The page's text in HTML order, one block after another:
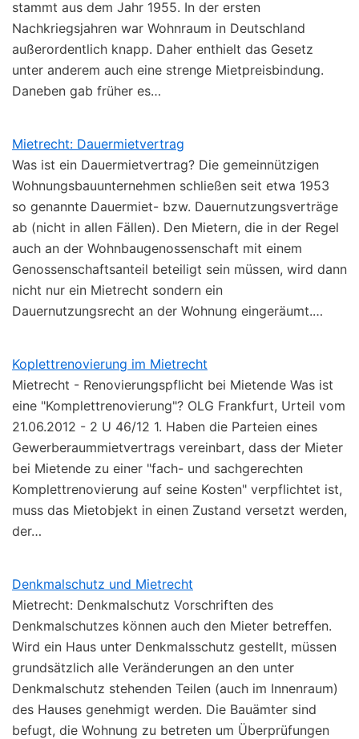
stammt aus dem Jahr 1955. In der ersten
Nachkriegsjahren war Wohnraum in Deutschland
außerordentlich knapp. Daher enthielt das Gesetz
unter anderem auch eine strenge Mietpreisbindung.
Daneben gab früher es…
Mietrecht: Dauermietvertrag
Was ist ein Dauermietvertrag? Die gemeinnützigen
Wohnungsbauunternehmen schließen seit etwa 1953
so genannte Dauermiet- bzw. Dauernutzungsverträge
ab (nicht in allen Fällen). Den Mietern, die in der Regel
auch an der Wohnbaugenossenschaft mit einem
Genossenschaftsanteil beteiligt sein müssen, wird dann
nicht nur ein Mietrecht sondern ein
Dauernutzungsrecht an der Wohnung eingeräumt.…
Koplettrenovierung im Mietrecht
Mietrecht - Renovierungspflicht bei Mietende Was ist
eine "Komplettrenovierung"? OLG Frankfurt, Urteil vom
21.06.2012 - 2 U 46/12 1. Haben die Parteien eines
Gewerberaummietvertrags vereinbart, dass der Mieter
bei Mietende zu einer "fach- und sachgerechten
Komplettrenovierung auf seine Kosten" verpflichtet ist,
muss das Mietobjekt in einen Zustand versetzt werden,
der…
Denkmalschutz und Mietrecht
Mietrecht: Denkmalschutz Vorschriften des
Denkmalschutzes können auch den Mieter betreffen.
Wird ein Haus unter Denkmalsschutz gestellt, müssen
grundsätzlich alle Veränderungen an den unter
Denkmalschutz stehenden Teilen (auch im Innenraum)
des Hauses genehmigt werden. Die Bauämter sind
befugt, die Wohnung zu betreten um Überprüfungen